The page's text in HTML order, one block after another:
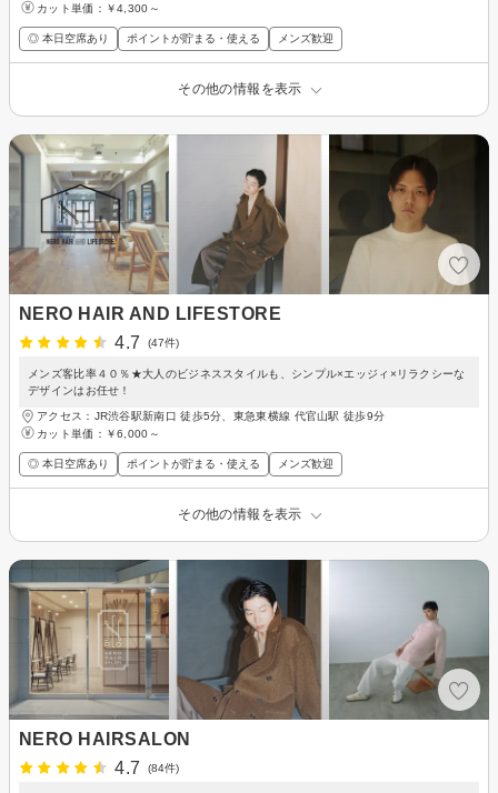
カット単価： ￥4,300～
◎ 本日空席あり ポイントが貯まる・使える メンズ歓迎
その他の情報を表示
NERO HAIR AND LIFESTORE
4.7
(47件)
メンズ客比率４０％★大人のビジネススタイルも、シンプル×エッジィ×リラクシーな
デザインはお任せ！
アクセス：JR渋谷駅新南口 徒歩5分、東急東横線 代官山駅 徒歩9分
カット単価： ￥6,000～
◎ 本日空席あり ポイントが貯まる・使える メンズ歓迎
その他の情報を表示
NERO HAIRSALON
4.7
(84件)